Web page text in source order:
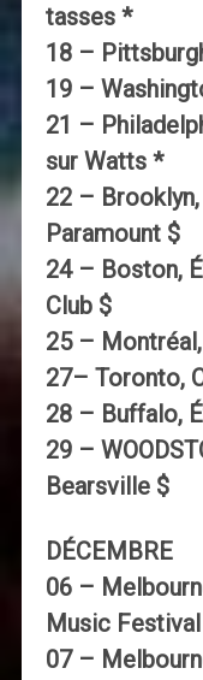
tasses *
18 –
19 –
21 –
sur Watts *
22 –
Paramount $
24 – Boston,
Club $
25 –
27– Toronto,
28 – Buffalo,
29 –
Bearsville $
DÉCEMBRE
06 –
Music Festival
07 –